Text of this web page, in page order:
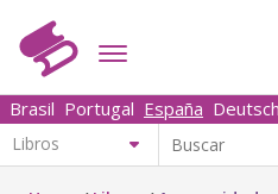
Brasil Portugal España